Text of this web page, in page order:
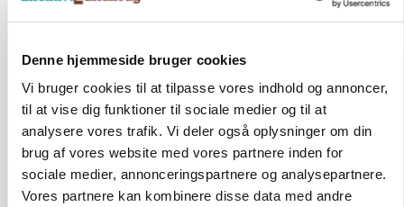
Denne hjemmeside bruger cookies
Vi bruger cookies til at tilpasse vores indhold og annoncer,
til at vise dig funktioner til sociale medier og til at
analysere vores trafik. Vi deler også oplysninger om din
brug af vores website med vores partnere inden for
sociale medier, annonceringspartnere og analysepartnere.
Vores partnere kan kombinere disse data med andre
POLITIK
Folketinget behandler ny gødskningslov: Sådan
kan den ændre din bedrift fra 2027